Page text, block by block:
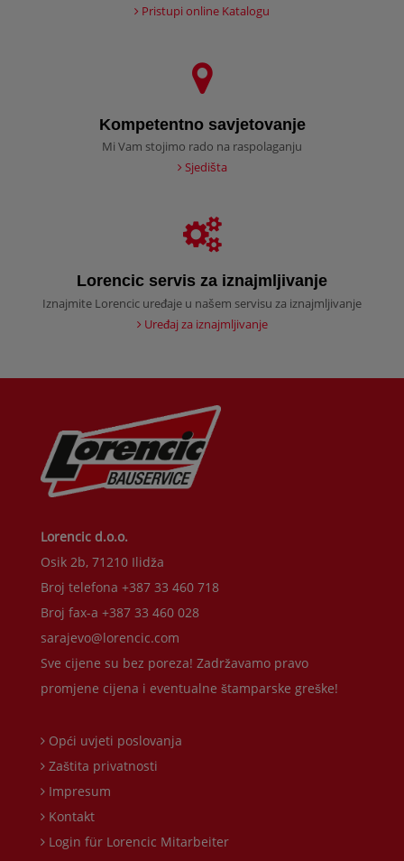
Pristupi online Katalogu
Kompetentno savjetovanje
Mi Vam stojimo rado na raspolaganju
Sjedišta
Lorencic servis za iznajmljivanje
Iznajmite Lorencic uređaje u našem servisu za iznajmljivanje
Uređaj za iznajmljivanje
Lorencic d.o.o.
Osik 2b, 71210 Ilidža
Broj telefona +387 33 460 718
Broj fax-a +387 33 460 028
sarajevo@lorencic.com
Sve cijene su bez poreza! Zadržavamo pravo
promjene cijena i eventualne štamparske greške!
Opći uvjeti poslovanja
Zaštita privatnosti
Impresum
Kontakt
Login für Lorencic Mitarbeiter